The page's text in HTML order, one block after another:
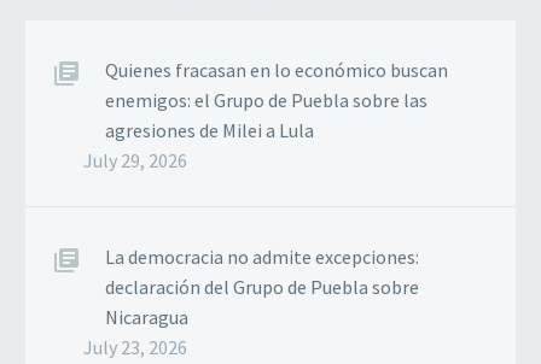
Quienes fracasan en lo económico buscan
enemigos: el Grupo de Puebla sobre las
agresiones de Milei a Lula
July 29, 2026
La democracia no admite excepciones:
declaración del Grupo de Puebla sobre
Nicaragua
July 23, 2026